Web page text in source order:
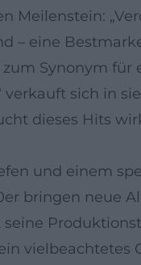
Meilenstein:
– eine
Synonym
verkauft sich in
dieses Hits
und einem
bringen neue
vielbeachtetes